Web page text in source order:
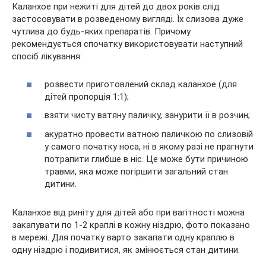
Каланхое при нежиті для дітей до двох років слід
застосовувати в розведеному вигляді. Їх слизова дуже
чутлива до будь-яких препаратів. Причому
рекомендується спочатку використовувати наступний
спосіб лікування:
розвести приготовлений склад каланхое (для
дітей пропорція 1:1);
взяти чисту ватяну паличку, занурити її в розчин;
акуратно провести ватною паличкою по слизовій
у самого початку носа, ні в якому разі не прагнути
потрапити глибше в ніс. Це може бути причиною
травми, яка може погіршити загальний стан
дитини.
Каланхое від риніту для дітей або при вагітності можна
закапувати по 1-2 краплі в кожну ніздрю, фото показано
в мережі. Для початку варто закапати одну краплю в
одну ніздрю і подивитися, як змінюється стан дитини.